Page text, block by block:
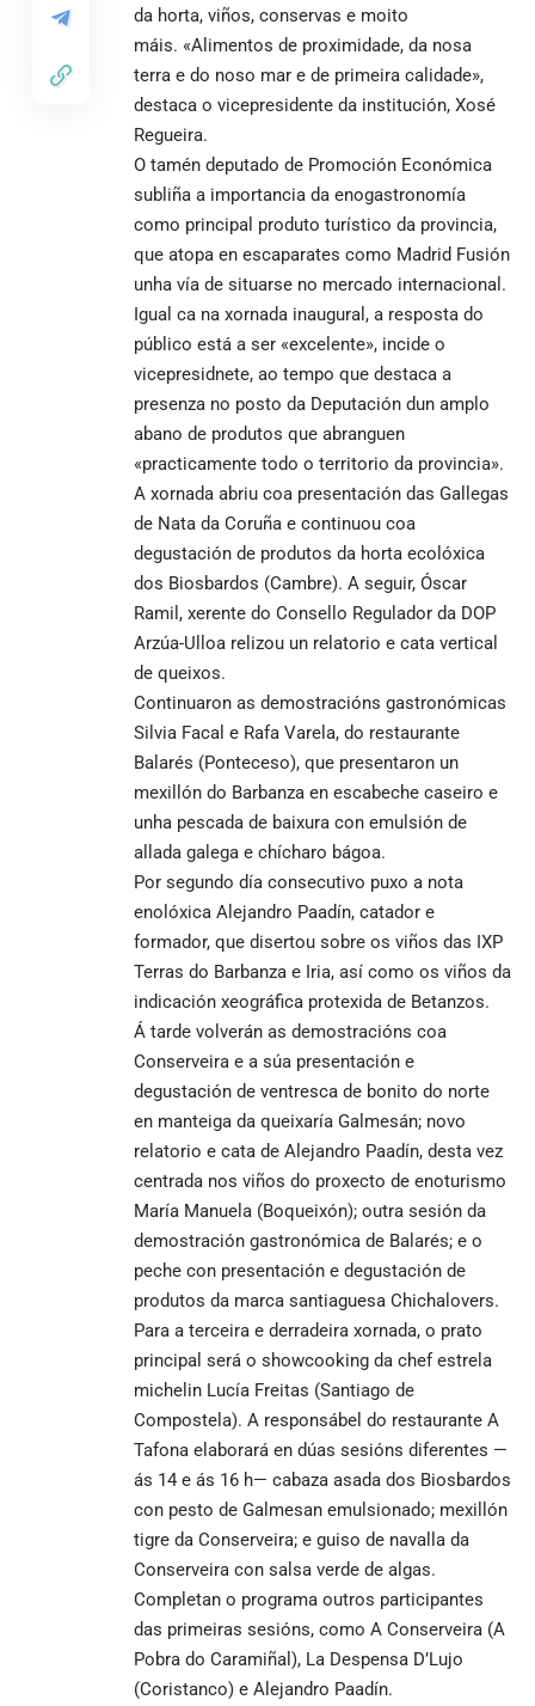
da horta, viños, conservas e moito
máis. «Alimentos de proximidade, da nosa
terra e do noso mar e de primeira calidade»,
destaca o vicepresidente da institución, Xosé
Regueira.
O tamén deputado de Promoción Económica
subliña a importancia da enogastronomía
como principal produto turístico da provincia,
que atopa en escaparates como Madrid Fusión
unha vía de situarse no mercado internacional.
Igual ca na xornada inaugural, a resposta do
público está a ser «excelente», incide o
vicepresidnete, ao tempo que destaca a
presenza no posto da Deputación dun amplo
abano de produtos que abranguen
«practicamente todo o territorio da provincia».
A xornada abriu coa presentación das Gallegas
de Nata da Coruña e continuou coa
degustación de produtos da horta ecolóxica
dos Biosbardos (Cambre). A seguir, Óscar
Ramil, xerente do Consello Regulador da DOP
Arzúa-Ulloa relizou un relatorio e cata vertical
de queixos.
Continuaron as demostracións gastronómicas
Silvia Facal e Rafa Varela, do restaurante
Balarés (Ponteceso), que presentaron un
mexillón do Barbanza en escabeche caseiro e
unha pescada de baixura con emulsión de
allada galega e chícharo bágoa.
Por segundo día consecutivo puxo a nota
enolóxica Alejandro Paadín, catador e
formador, que disertou sobre os viños das IXP
Terras do Barbanza e Iria, así como os viños da
indicación xeográfica protexida de Betanzos.
Á tarde volverán as demostracións coa
Conserveira e a súa presentación e
degustación de ventresca de bonito do norte
en manteiga da queixaría Galmesán; novo
relatorio e cata de Alejandro Paadín, desta vez
centrada nos viños do proxecto de enoturismo
María Manuela (Boqueixón); outra sesión da
demostración gastronómica de Balarés; e o
peche con presentación e degustación de
produtos da marca santiaguesa Chichalovers.
Para a terceira e derradeira xornada, o prato
principal será o showcooking da chef estrela
michelin Lucía Freitas (Santiago de
Compostela). A responsábel do restaurante A
Tafona elaborará en dúas sesións diferentes —
ás 14 e ás 16 h— cabaza asada dos Biosbardos
con pesto de Galmesan emulsionado; mexillón
tigre da Conserveira; e guiso de navalla da
Conserveira con salsa verde de algas.
Completan o programa outros participantes
das primeiras sesións, como A Conserveira (A
Pobra do Caramiñal), La Despensa D’Lujo
(Coristanco) e Alejandro Paadín.